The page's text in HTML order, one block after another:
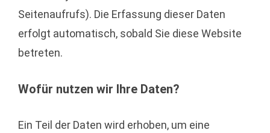
Seitenaufrufs). Die Erfassung dieser Daten
erfolgt automatisch, sobald Sie diese Website
betreten.
Wofür nutzen wir Ihre Daten?
Ein Teil der Daten wird erhoben, um eine